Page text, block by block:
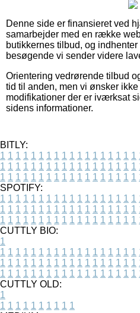
Denne side er finansieret ved
samarbejder med en række
butikkernes tilbud, og
besøgende vi sender videre
Orientering vedrørende tilbud
tid til anden, men vi ønsker
modifikationer der er iværksat
sidens informationer.
BITLY:
1 1 1 1 1 1 1 1 1 1 1 1 1 1 1 1 1 1
1 1 1 1 1 1 1 1 1 1 1 1 1 1 1 1 1 1
1 1 1 1 1 1 1 1 1 1 1 1 1 1 1 1 1 1
SPOTIFY:
1 1 1 1 1 1 1 1 1 1 1 1 1 1 1 1 1 1
1 1 1 1 1 1 1 1 1 1 1 1 1 1 1 1 1 1
1 1 1 1 1 1 1 1 1 1 1 1 1 1 1 1 1 1
CUTTLY BIO:
1
1 1 1 1 1 1 1 1 1 1 1 1 1 1 1 1 1 1
1 1 1 1 1 1 1 1 1 1 1 1 1 1 1 1 1 1
1 1 1 1 1 1 1 1 1 1 1 1 1 1 1 1 1 1
CUTTLY OLD:
1
1 1 1 1 1 1 1 1 1 1